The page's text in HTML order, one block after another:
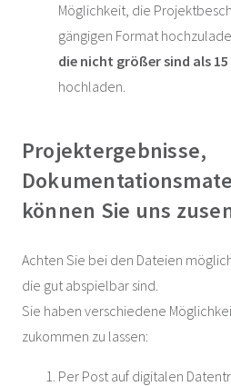
Möglichkeit, die
gängigen Format
die nicht größer sind als 15
hochladen.
Projektergebnisse,
können Sie uns
Achten Sie bei den Dateien
die gut abspielbar sind.
Sie haben verschiedene
zukommen zu lassen:
Per Post auf digitalen